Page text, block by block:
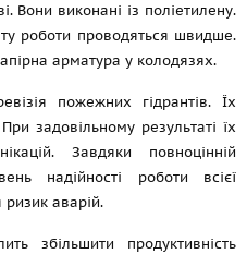
Вони виконані із поліетилену.
роботи проводяться швидше.
арматура у колодязях.
пожежних гідрантів. Їх
задовільному результаті їх
Завдяки повноцінній
надійності роботи всієї
аварій.
збільшити продуктивність